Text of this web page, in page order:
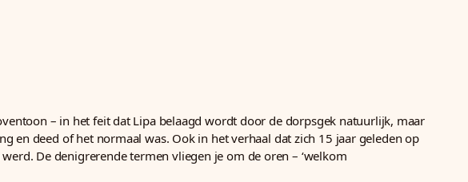
– in het feit dat Lipa belaagd wordt door de dorpsgek natuurlijk, maar
en deed of het normaal was. Ook in het verhaal dat zich 15 jaar geleden op
De denigrerende termen vliegen je om de oren – ‘welkom